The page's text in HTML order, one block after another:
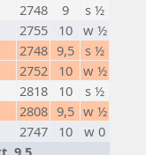
2748 9
s ½
2755 10 w ½
2748 9,5
s ½
2752 10 w ½
2818 10
s ½
2808 9,5 w ½
2747 10
w 0
9,5